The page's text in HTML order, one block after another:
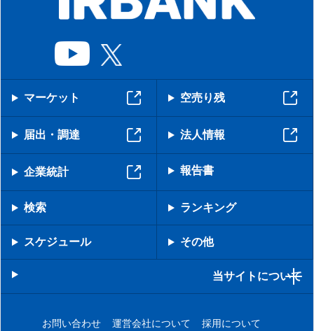
マーケット 空売り残
届出・調達 法人情報
企業統計 報告書
検索 ランキング
スケジュール その他
当サイトについて
お問い合わせ 運営会社について 採用について